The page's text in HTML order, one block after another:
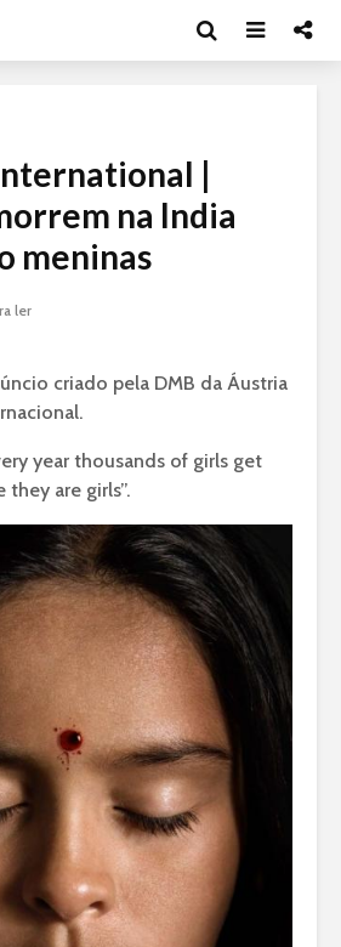
|
na India
meninas
ler
criado pela DMB da Áustria
year thousands of girls get
are girls”.